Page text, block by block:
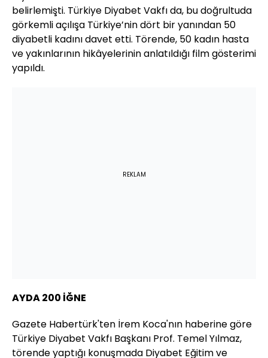
belirlemişti. Türkiye Diyabet Vakfı da, bu doğrultuda
görkemli açılışa Türkiye’nin dört bir yanından 50
diyabetli kadını davet etti. Törende, 50 kadın hasta
ve yakınlarının hikâyelerinin anlatıldığı film gösterimi
yapıldı.
REKLAM
AYDA 200 İĞNE
Gazete Habertürk'ten İrem Koca'nın haberine göre
Türkiye Diyabet Vakfı Başkanı Prof. Temel Yılmaz,
törende yaptığı konuşmada Diyabet Eğitim ve